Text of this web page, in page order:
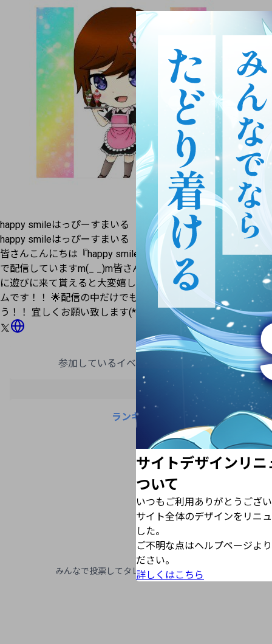
happy smileはっぴーすまいる
happy smileはっぴーすまいる
皆さんこんにちは『happy smile』と言います•◡•ꕤ* ふわっち
で配信していますm(_ _)m皆さん良かったら気軽にコメントし
に遊びに来て貰えると大変嬉しいです(o^^o) 配信時間はランダ
ムです！！ 🌟配信の中だけでも皆で楽しく会話しましょ
う！！ 宜しくお願い致します(*^^*)(,,ᴗ ̫ᴗ,,)ꕤ*.ﾟ
参加しているイベントがありません
ランキング
みんなで投票してタレントを応援しよう！
サイトデザインリニ
ついて
いつもご利用ありがとうござ
サイト全体のデザインをリニ
した。
ご不明な点はヘルプページよ
ださい。
詳しくはこちら